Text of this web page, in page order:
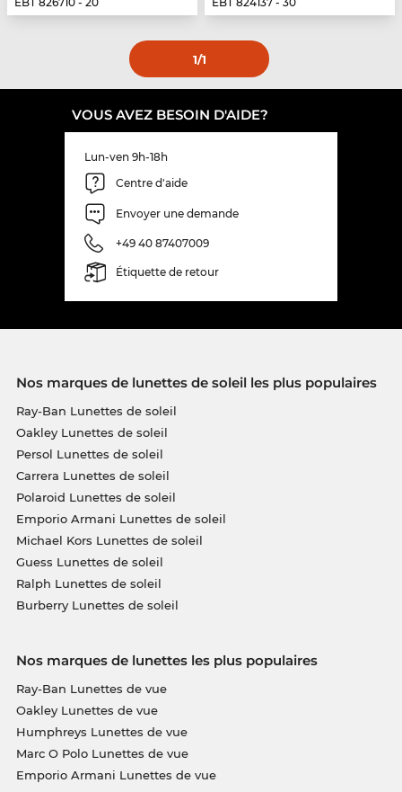
1/1
VOUS AVEZ BESOIN D'AIDE?
Lun-ven 9h-18h
Centre d'aide
Envoyer une demande
+49 40 87407009
Étiquette de retour
Nos marques de lunettes de soleil les plus populaires
Ray-Ban Lunettes de soleil
Oakley Lunettes de soleil
Persol Lunettes de soleil
Carrera Lunettes de soleil
Polaroid Lunettes de soleil
Emporio Armani Lunettes de soleil
Michael Kors Lunettes de soleil
Guess Lunettes de soleil
Ralph Lunettes de soleil
Burberry Lunettes de soleil
Nos marques de lunettes les plus populaires
Ray-Ban Lunettes de vue
Oakley Lunettes de vue
Humphreys Lunettes de vue
Marc O Polo Lunettes de vue
Emporio Armani Lunettes de vue